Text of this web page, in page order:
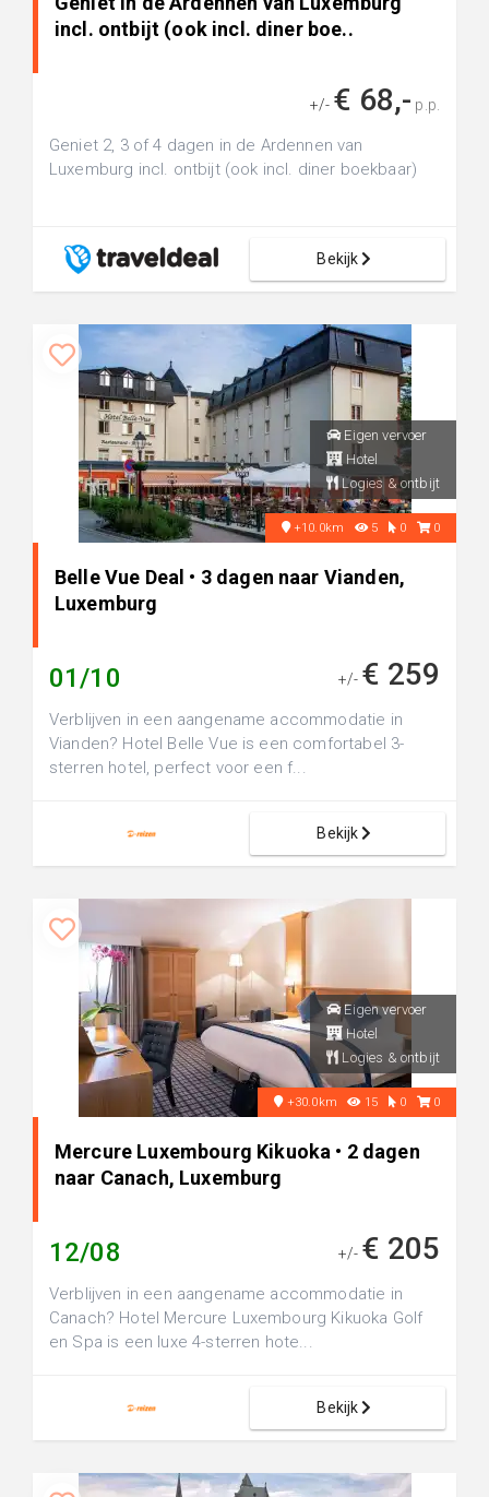
incl. ontbijt (ook incl. diner boe..
+/- € 68,- p.p.
Geniet 2, 3 of 4 dagen in de Ardennen van
Luxemburg incl. ontbijt (ook incl. diner boekbaar)
Bekijk
Eigen vervoer
Hotel
Logies & ontbijt
+10.0km 5 0 0
Belle Vue Deal • 3 dagen naar Vianden,
Luxemburg
01/10 +/- € 259
Verblijven in een aangename accommodatie in
Vianden? Hotel Belle Vue is een comfortabel 3-
sterren hotel, perfect voor een f...
Bekijk
Eigen vervoer
Hotel
Logies & ontbijt
+30.0km 15 0 0
Mercure Luxembourg Kikuoka • 2 dagen
naar Canach, Luxemburg
12/08 +/- € 205
Verblijven in een aangename accommodatie in
Canach? Hotel Mercure Luxembourg Kikuoka Golf
en Spa is een luxe 4-sterren hote...
Bekijk